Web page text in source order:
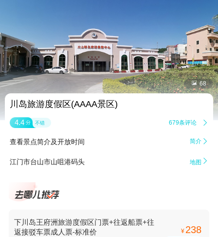
 68
川岛旅游度假区(AAAA景区)
4.4 分 不错 679条评论 
查看景点简介及开放时间 简介 
江门市台山市山咀港码头 地图 
下川岛王府洲旅游度假区门票+往返船票+往
返接驳车票成人票-标准价
¥ 238